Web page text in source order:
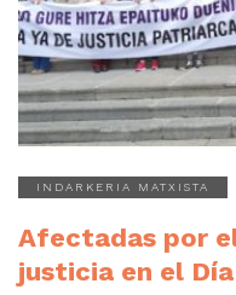
INDARKERIA MATXISTA
Afectadas por
justicia en el